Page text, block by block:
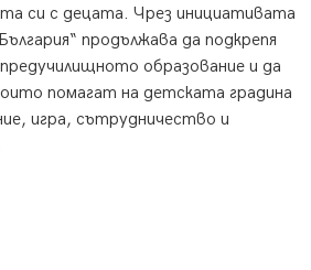
си с децата. Чрез инициативата
продължава да подкрепя
образование и да
помагат на детската градина
игра, сътрудничество и